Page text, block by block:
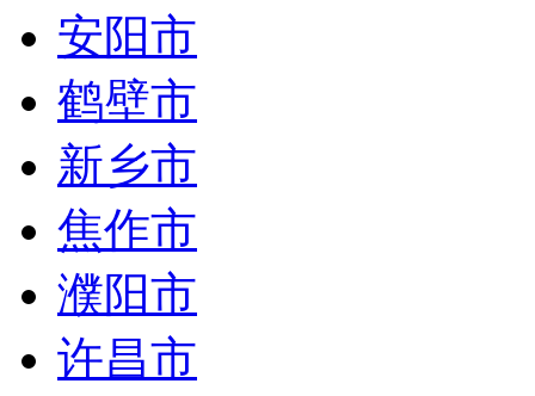
安阳市
鹤壁市
新乡市
焦作市
濮阳市
许昌市